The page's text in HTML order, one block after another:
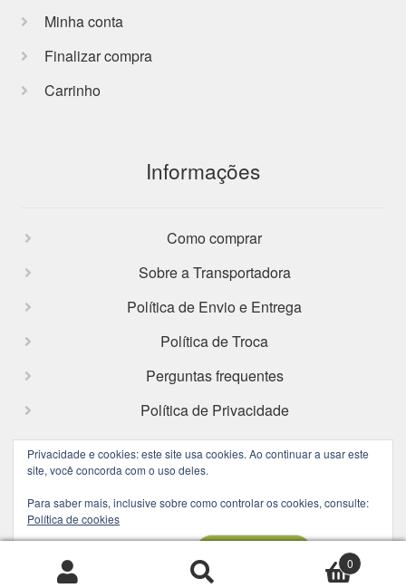
Privacidade e cookies: este site usa cookies. Ao continuar a usar este
site, você concorda com o uso deles.
Para saber mais, inclusive sobre como controlar os cookies, consulte:
Política de cookies
Minha conta
Finalizar compra
Carrinho
Informações
Como comprar
Sobre a Transportadora
Política de Envio e Entrega
Política de Troca
Perguntas frequentes
Política de Privacidade
Facebook
Instagram
Pesquisar
Pesquisar
0